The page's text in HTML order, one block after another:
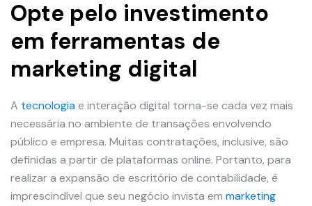
Opte pelo investimento
em ferramentas de
marketing digital
A tecnologiae interação digital torna-se cada vez mais
necessária no ambiente de transações envolvendo
público e empresa. Muitas contratações, inclusive, são
definidas a partir de plataformas online. Portanto, para
realizar a expansão de escritório de contabilidade, é
imprescindível que seu negócio invista em marketing